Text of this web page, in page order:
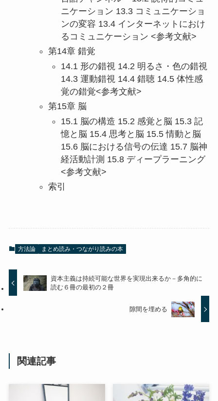
ニケーション 13.3 コミュニケーショ
ンの変容 13.4 インターネットにおけ
るコミュニケーション <参考文献>
第14章 錯覚
14.1 形の錯視 14.2 明るさ・色の錯視
14.3 運動錯視 14.4 錯聴 14.5 体性感
覚の錯覚<参考文献>
第15章 脳
15.1 脳の構造 15.2 感覚と脳 15.3 記
憶と脳 15.4 思考と脳 15.5 情動と脳
15.6 脳における信号の伝達 15.7 脳神
経活動計測 15.8 ディープラーニング
<参考文献>
索引
方法論 まとめ読み・つながり読みの本
資本主義は持続可能な世界を実現出来るか－多角的に
読む６冊の最初の２冊
隙間を埋める
関連記事